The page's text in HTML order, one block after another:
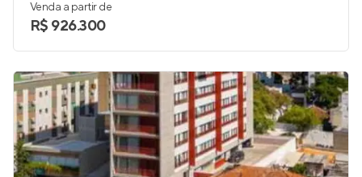
Venda a partir de
R$ 926.300